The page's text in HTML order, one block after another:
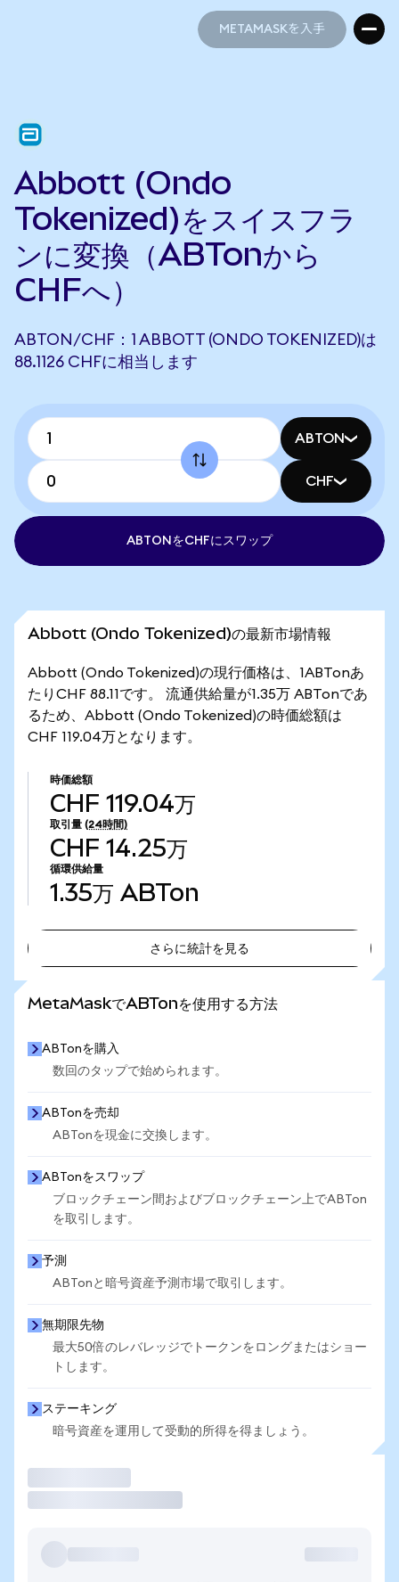
METAMASKを入手
Abbott (Ondo
Tokenized)をスイスフラ
ンに変換（ABTonから
CHFへ）
ABTON/CHF：1 ABBOTT (ONDO TOKENIZED)は
88.1126 CHFに相当します
ABTON
CHF
ABTONをCHFにスワップ
Abbott (Ondo Tokenized)の最新市場情報
Abbott (Ondo Tokenized)の現行価格は、1ABTonあ
たりCHF 88.11です。 流通供給量が1.35万 ABTonであ
るため、Abbott (Ondo Tokenized)の時価総額は
CHF 119.04万となります。
時価総額
CHF 119.04万
取引量 (24時間)
CHF 14.25万
循環供給量
1.35万 ABTon
さらに統計を見る
MetaMaskでABTonを使用する方法
ABTonを購入
数回のタップで始められます。
ABTonを売却
ABTonを現金に交換します。
ABTonをスワップ
ブロックチェーン間およびブロックチェーン上でABTon
を取引します。
予測
ABTonと暗号資産予測市場で取引します。
無期限先物
最大50倍のレバレッジでトークンをロングまたはショー
トします。
ステーキング
暗号資産を運用して受動的所得を得ましょう。